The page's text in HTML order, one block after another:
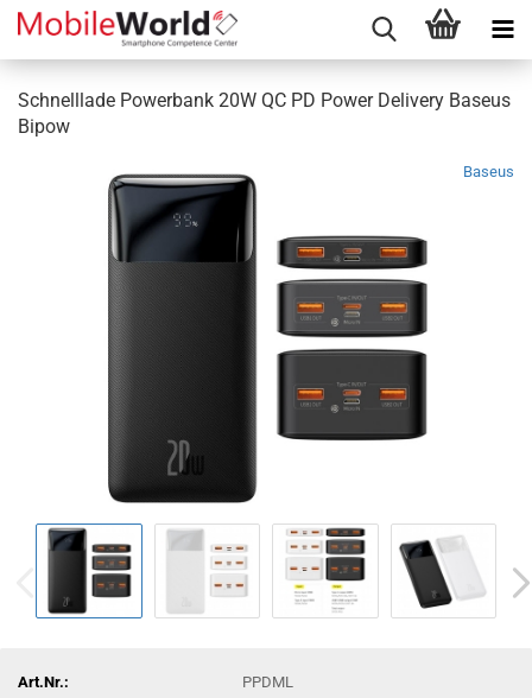
Schnelllade Powerbank 20W QC PD Power Delivery Baseus
Bipow
Baseus
Art.Nr.:
PPDML